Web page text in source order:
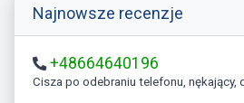
Najnowsze recenzje
+48664640196
Cisza po odebraniu telefonu,